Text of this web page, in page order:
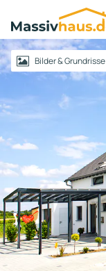
Massivhaus
Logo
AnmeldenBilder & Grundrisse